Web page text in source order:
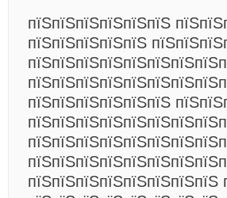
пїЅпїЅпїЅпїЅпїЅпїЅ
пїЅпїЅпїЅпїЅпїЅ
пїЅпїЅпїЅпїЅпїЅпїЅ
пїЅпїЅпїЅпїЅпїЅпїЅпїЅпїЅ